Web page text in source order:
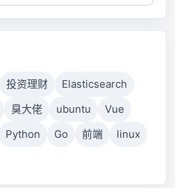
投资理财
Elasticsearch
臭大佬 ubuntu
Vue
Python Go 前端
linux